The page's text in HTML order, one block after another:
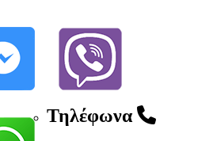
Τηλέφωνα